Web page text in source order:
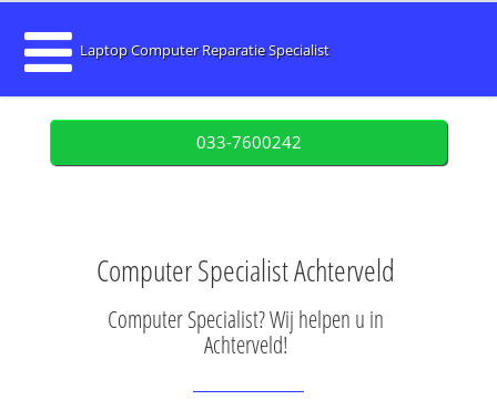
Laptop Computer Reparatie Specialist
033-7600242
Computer Specialist Achterveld
Computer Specialist? Wij helpen u in
Achterveld!